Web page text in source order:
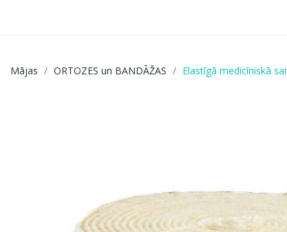
Mājas ORTOZES un BANDĀŽAS Elastīgā medicīniskā